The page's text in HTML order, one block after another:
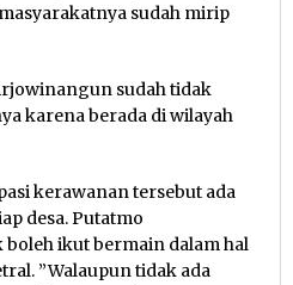
sudah mirip
sudah tidak
karena berada di wilayah
kerawanan tersebut ada
desa. Putatmo
boleh ikut bermain dalam hal
”Walaupun tidak ada